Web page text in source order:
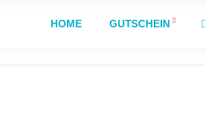
HOME GUTSCHEIN